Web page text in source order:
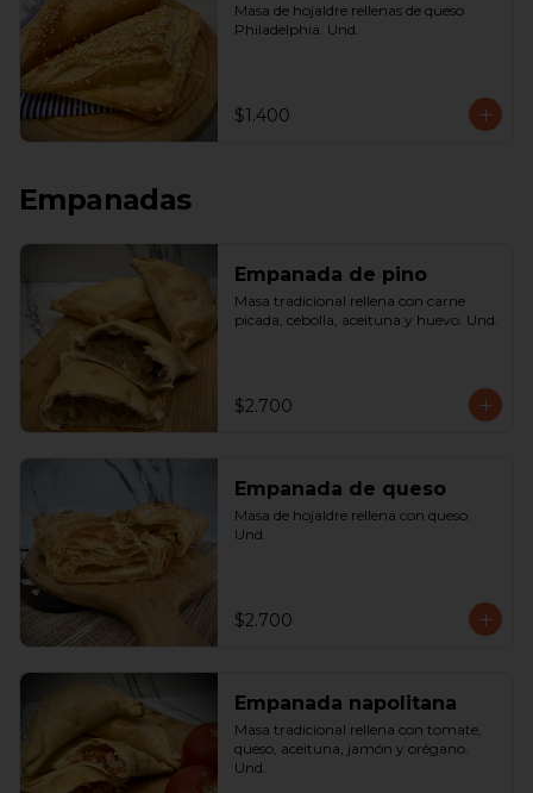
Masa de hojaldre rellenas de queso
Philadelphia. Und.
$1.400
Empanadas
Empanada de pino
Masa tradicional rellena con carne
picada, cebolla, aceituna y huevo. Und.
$2.700
Empanada de queso
Masa de hojaldre rellena con queso.
Und.
$2.700
Empanada napolitana
Masa tradicional rellena con tomate,
queso, aceituna, jamón y orégano.
Und.